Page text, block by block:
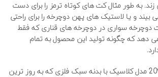
به طور مثال کت ھای کوتاه ترمز را برای دست
و یا لاستیک ھای پھن دوچرخه را برای راحتی
دوچرخه سواری در دوچرخه ھای قناری که فقط
دھد که چگونه تولید این محصول به تمام
دوچرخه قناری سایز “20 مدل کلاسیک با بدنه سبک فلزی که به روز ترین